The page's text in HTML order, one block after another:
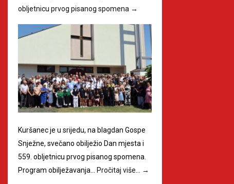
obljetnicu prvog pisanog spomena →
Kuršanec je u srijedu, na blagdan Gospe
Snježne, svečano obilježio Dan mjesta i
559. obljetnicu prvog pisanog spomena.
Program obilježavanja… Pročitaj više… →